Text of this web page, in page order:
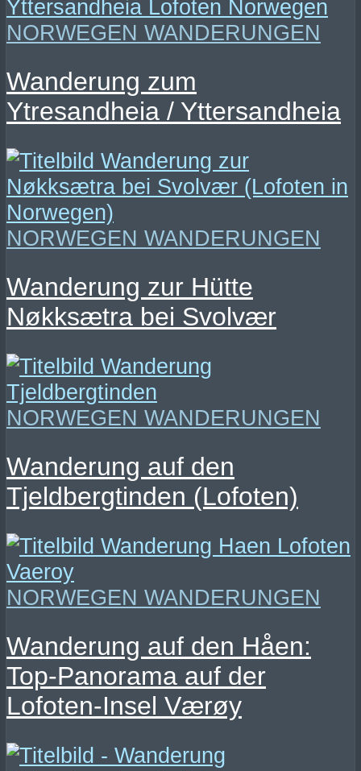
NORWEGEN WANDERUNGEN
Wanderung zum
Ytresandheia / Yttersandheia
NORWEGEN WANDERUNGEN
Wanderung zur Hütte
Nøkksætra bei Svolvær
NORWEGEN WANDERUNGEN
Wanderung auf den
Tjeldbergtinden (Lofoten)
NORWEGEN WANDERUNGEN
Wanderung auf den Håen:
Top-Panorama auf der
Lofoten-Insel Værøy